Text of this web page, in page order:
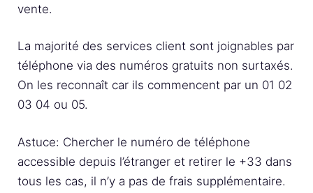
vente.
La majorité des services client sont joignables par
téléphone via des numéros gratuits non surtaxés.
On les reconnaît car ils commencent par un 01 02
03 04 ou 05.
Astuce: Chercher le numéro de téléphone
accessible depuis l’étranger et retirer le +33 dans
tous les cas, il n’y a pas de frais supplémentaire.